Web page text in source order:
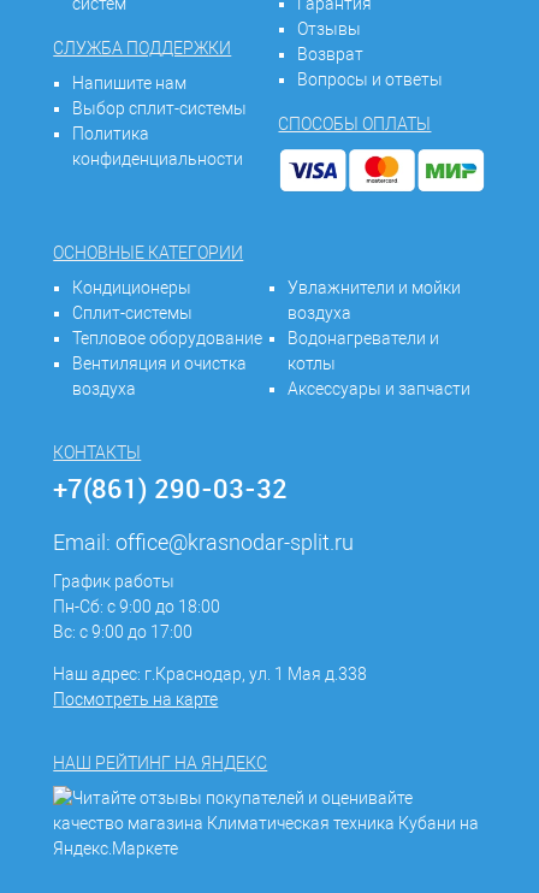
систем
СЛУЖБА ПОДДЕРЖКИ
Напишите нам
Выбор сплит-системы
Политика
конфиденциальности
Гарантия
Отзывы
Возврат
Вопросы и ответы
СПОСОБЫ ОПЛАТЫ
ОСНОВНЫЕ КАТЕГОРИИ
Кондиционеры
Сплит-системы
Тепловое оборудование
Вентиляция и очистка
воздуха
Увлажнители и мойки
воздуха
Водонагреватели и
котлы
Аксессуары и запчасти
КОНТАКТЫ
+7(861) 290-03-32
Email:office@krasnodar-split.ru
График работы
Пн-Сб: с 9:00 до 18:00
Вс: с 9:00 до 17:00
Наш адрес: г.Краснодар, ул. 1 Мая д.338
Посмотреть на карте
НАШ РЕЙТИНГ НА ЯНДЕКС